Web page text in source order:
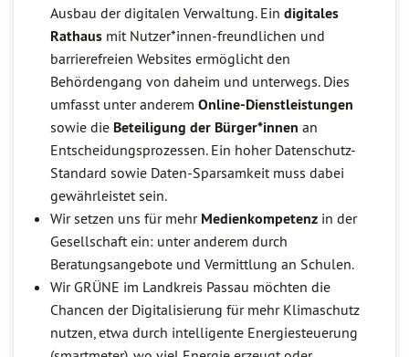
Ausbau der digitalen Verwaltung. Ein digitales
Rathaus mit Nutzer*innen-freundlichen und
barrierefreien Websites ermöglicht den
Behördengang von daheim und unterwegs. Dies
umfasst unter anderem Online-Dienstleistungen
sowie die Beteiligung der Bürger*innen an
Entscheidungsprozessen. Ein hoher Datenschutz-
Standard sowie Daten-Sparsamkeit muss dabei
gewährleistet sein.
Wir setzen uns für mehr Medienkompetenz in der
Gesellschaft ein: unter anderem durch
Beratungsangebote und Vermittlung an Schulen.
Wir GRÜNE im Landkreis Passau möchten die
Chancen der Digitalisierung für mehr Klimaschutz
nutzen, etwa durch intelligente Energiesteuerung